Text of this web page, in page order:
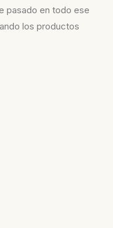
pasado en todo ese
los productos